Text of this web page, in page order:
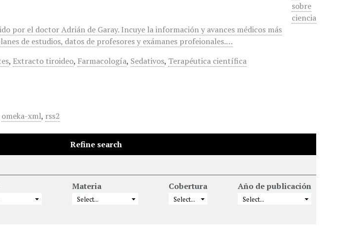
sobre
ciencia
por el doctor Adrián de Garay. Incuye la información y avances médicos más
de estudios, datos de profesores y exámanes profeionales.…
, Extracto tiroideo, Farmacología, Sedativos, Terapéutica científica
omeka-xml, rss2
Refine search
Materia Cobertura Año de publicación